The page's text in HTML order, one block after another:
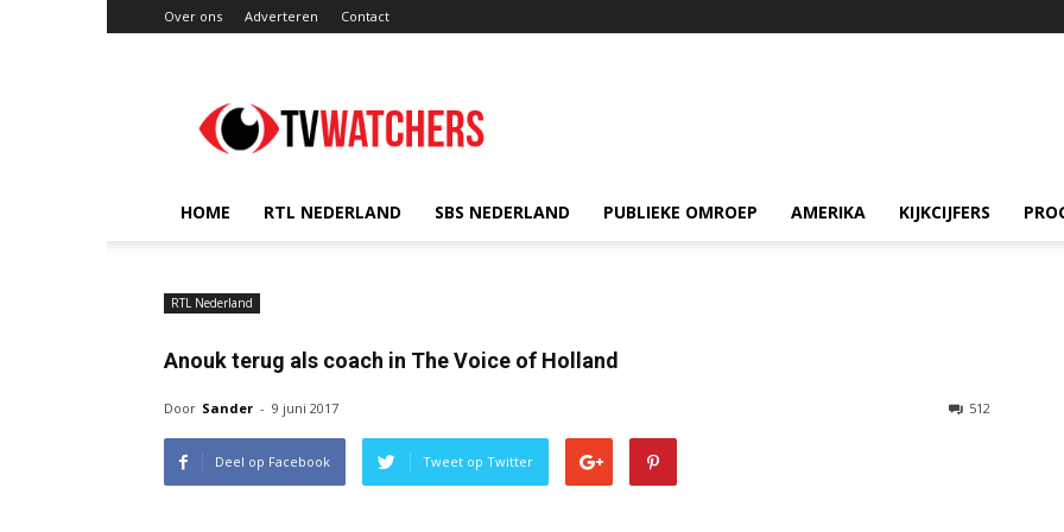
Over ons Adverteren Contact
HOME RTL NEDERLAND SBS NEDERLAND PUBLIEKE OMROEP AMERIKA KIJKCIJFERS
RTL Nederland
Anouk terug als coach in The Voice of Holland
Door Sander - 9 juni 2017 512
Deel op Facebook Tweet op Twitter